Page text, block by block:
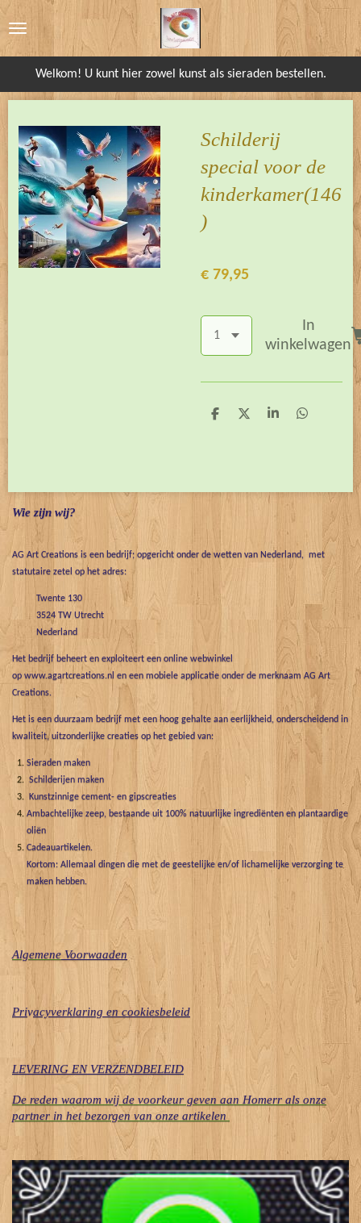
direct
Welkom! U kunt hier zowel kunst als sieraden bestellen.
Schilderij
special voor de
kinderkamer(146
)
€ 79,95
In
winkelwagen
D
D
S
D
Wie zijn wij?
AG Art Creations is een bedrijf; opgericht onder de wetten van Nederland, met
statutaire zetel op het adres:
Twente 130
3524 TW Utrecht
Nederland
Het bedrijf beheert en exploiteert een online webwinkel
op www.agartcreations.nl en een mobiele applicatie onder de merknaam AG Art
Creations.
Het is een duurzaam bedrijf met een hoog gehalte aan eerlijkheid, onderscheidend in
kwaliteit, uitzonderlijke creaties op het gebied van:
Sieraden maken
Schilderijen maken
Kunstzinnige cement- en gipscreaties
Ambachtelijke zeep, bestaande uit 100% natuurlijke ingrediënten en plantaardige
oliën
Cadeauartikelen.
Kortom: Allemaal dingen die met de geestelijke en/of lichamelijke verzorging te
maken hebben.
Algemene Voorwaaden
Privacyverklaring en cookiesbeleid
LEVERING EN VERZENDBELEID
De reden waarom wij de voorkeur geven aan Homerr als onze
partner in het bezorgen van onze artikelen